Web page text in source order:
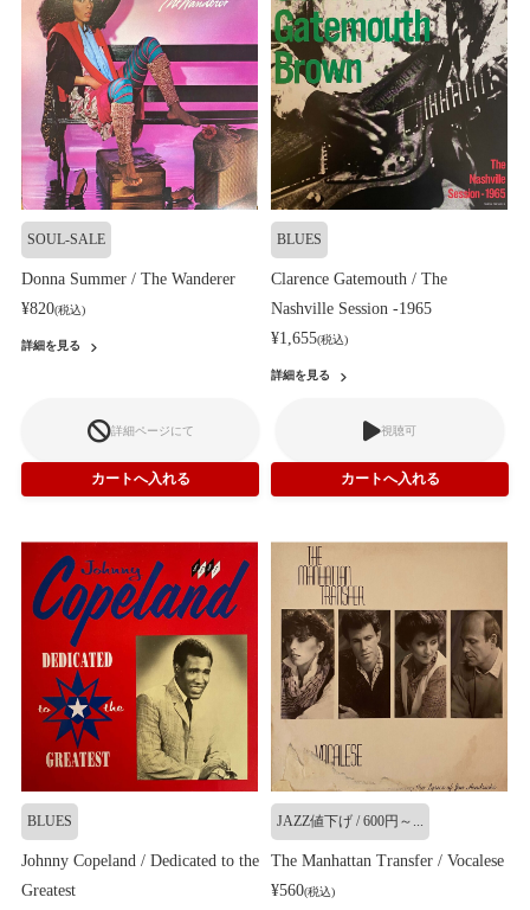
SOUL-SALE
Donna Summer / The Wanderer
¥820(税込)
詳細を見る
詳細ページにて
BLUES
Clarence Gatemouth / The
Nashville Session -1965
¥1,655(税込)
詳細を見る
視聴可
BLUES
Johnny Copeland / Dedicated to the
Greatest
JAZZ値下げ / 600円～...
The Manhattan Transfer / Vocalese
¥560(税込)